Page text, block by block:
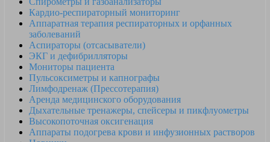
Кардио-респираторный мониторинг
Аппаратная терапия респираторных и орфанных
заболеваний
Аспираторы (отсасыватели)
ЭКГ и дефибрилляторы
Мониторы пациента
Пульсоксиметры и капнографы
Лимфодренаж (Прессотерапия)
Аренда медицинского оборудования
Дыхательные тренажеры, спейсеры и пикфлуометры
Высокопоточная оксигенация
Аппараты подогрева крови и инфузионных растворов